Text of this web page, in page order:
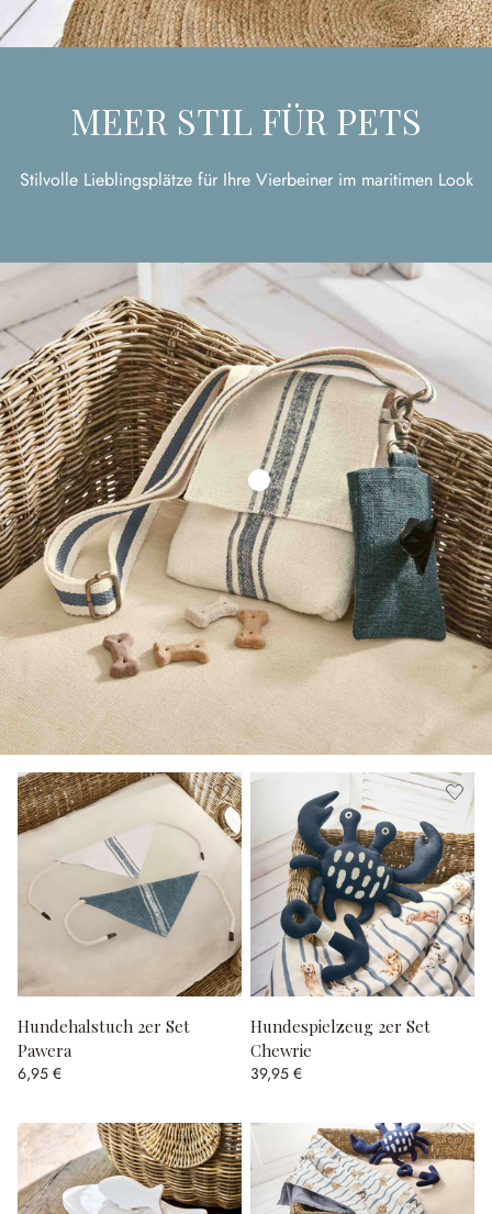
MEER STIL FÜR PETS
Stilvolle Lieblingsplätze für Ihre Vierbeiner im maritimen Look
Hundehalstuch 2er Set
Pawera
6,95 €
Hundespielzeug 2er Set
Chewrie
39,95 €